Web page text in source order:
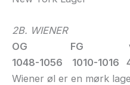
2B. WIENER
OG FG
1048-1056 1010-
Wiener øl er en mørk